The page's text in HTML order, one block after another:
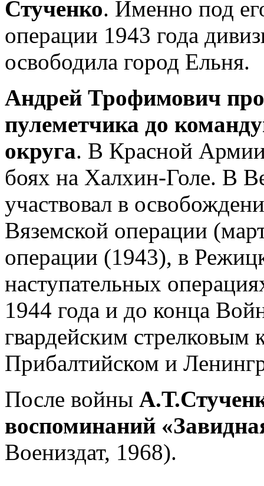
Стученко. Именно под
операции 1943 года
освободила город Ельня.
Андрей Трофимович
пулеметчика до
округа. В Красной Армии
боях на Халхин-Голе. В
участвовал в
Вяземской операции
операции (1943), в
наступательных
1944 года и до конца
гвардейским стрелковым
Прибалтийском и
После войны
воспоминаний
Воениздат, 1968).